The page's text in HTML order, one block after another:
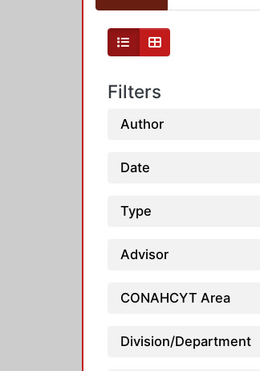
Filters
Author
Date
Type
Advisor
CONAHCYT Area
Division/Department